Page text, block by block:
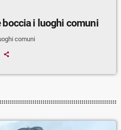
boccia i luoghi comuni
comuni